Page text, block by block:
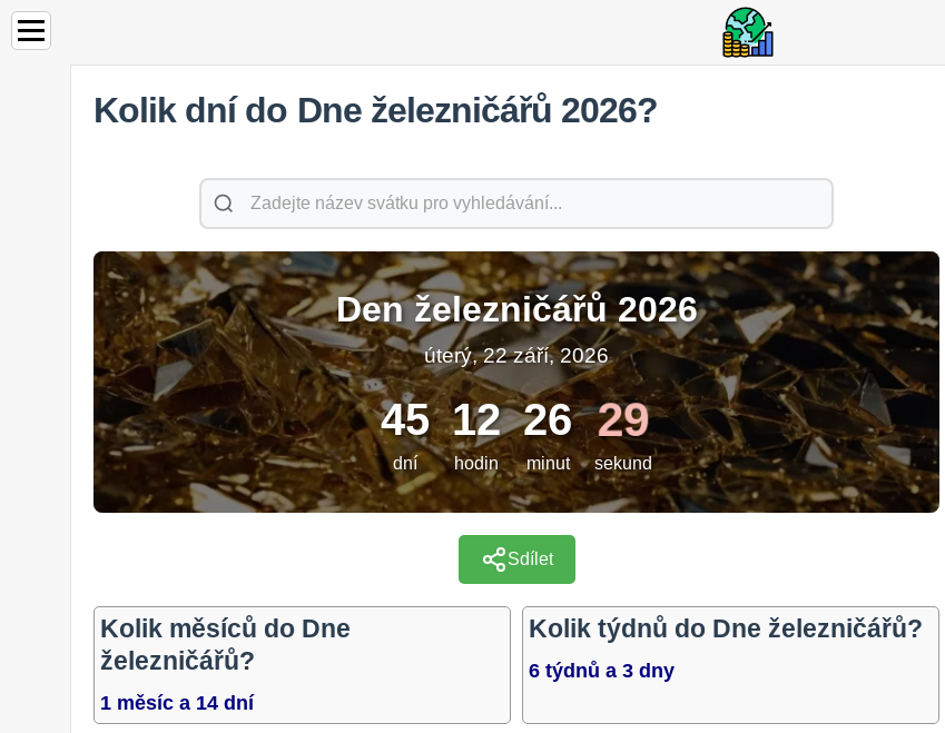
Kolik dní do Dne železničářů 2026?
Den železničářů 2026
úterý, 22 září, 2026
45
dní
12
hodin
26
minut
29
sekund
Sdílet
Kolik měsíců do Dne
železničářů?
1 měsíc a 14 dní
Kolik týdnů do Dne železničářů?
6 týdnů a 3 dny